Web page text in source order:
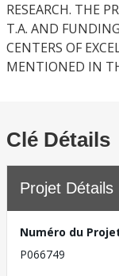
RESEARCH. THE
T.A. AND
CENTERS OF
MENTIONED IN
Clé Détails
Projet Détails
Numéro du
P066749